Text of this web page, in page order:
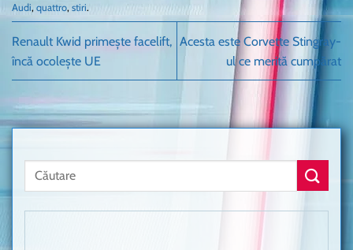
Audi, quattro, stiri.
Renault Kwid primește facelift,
încă ocolește UE
Acesta este Corvette Stingray-
ul ce merită cumpărat